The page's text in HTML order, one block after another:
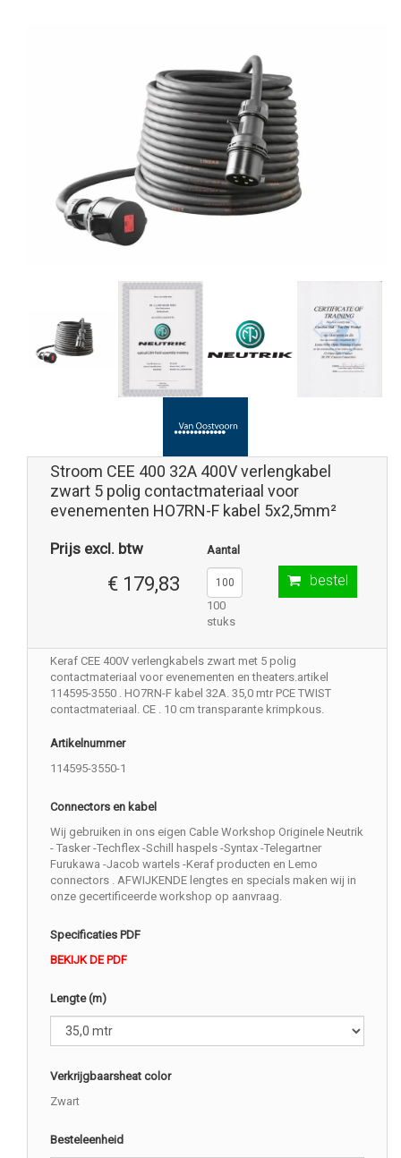
Stroom CEE 400 32A 400V verlengkabel
zwart 5 polig contactmateriaal voor
evenementen HO7RN-F kabel 5x2,5mm²
Prijs excl. btw
€ 179,83
Aantal
100
stuks
bestel
Keraf CEE 400V verlengkabels zwart met 5 polig
contactmateriaal voor evenementen en theaters.artikel
114595-3550 . HO7RN-F kabel 32A. 35,0 mtr PCE TWIST
contactmateriaal. CE . 10 cm transparante krimpkous.
Artikelnummer
114595-3550-1
Connectors en kabel
Wij gebruiken in ons eigen Cable Workshop Originele Neutrik
- Tasker -Techflex -Schill haspels -Syntax -Telegartner
Furukawa -Jacob wartels -Keraf producten en Lemo
connectors . AFWIJKENDE lengtes en specials maken wij in
onze gecertificeerde workshop op aanvraag.
Specificaties PDF
BEKIJK DE PDF
Lengte (m)
Verkrijgbaarsheat color
Zwart
Besteleenheid